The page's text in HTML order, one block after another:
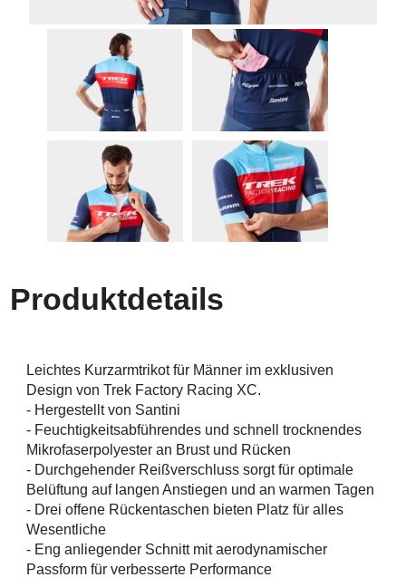
Produktdetails
Leichtes Kurzarmtrikot für Männer im exklusiven
Design von Trek Factory Racing XC.
- Hergestellt von Santini
- Feuchtigkeitsabführendes und schnell trocknendes
Mikrofaserpolyester an Brust und Rücken
- Durchgehender Reißverschluss sorgt für optimale
Belüftung auf langen Anstiegen und an warmen Tagen
- Drei offene Rückentaschen bieten Platz für alles
Wesentliche
- Eng anliegender Schnitt mit aerodynamischer
Passform für verbesserte Performance